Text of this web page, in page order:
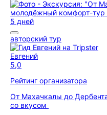
5 дней
авторский тур
Евгений
5,0
Рейтинг организатора
От Махачкалы до
со вкусом